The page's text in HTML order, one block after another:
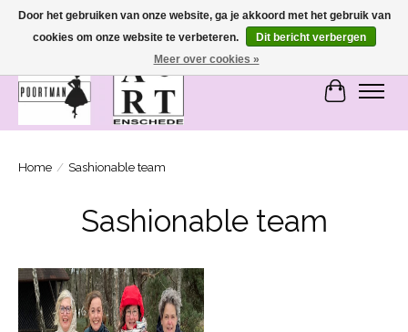
SASHIONABLE - damesmode in Bemmel en Enschede
Home / Sashionable team
Sashionable team
Door het gebruiken van onze website, ga je akkoord met het gebruik van
cookies om onze website te verbeteren.
Dit bericht verbergen
Meer over cookies »